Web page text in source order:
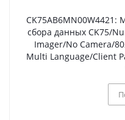
CK75AB6MN00W4421: Морозоустойчивый терминал
сбора данных CK75/
Imager/No Camera/
Multi Language/Client